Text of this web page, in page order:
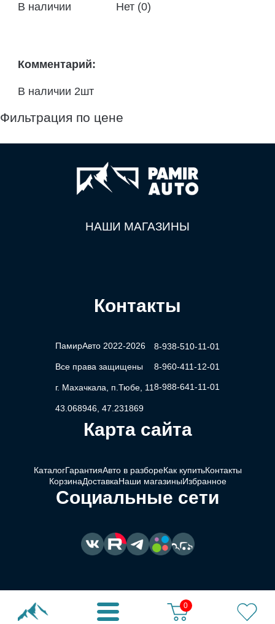
0
В наличии
Нет (0)
Комментарий:
В наличии 2шт
Фильтрация по цене
НАШИ МАГАЗИНЫ
Контакты
ПамирАвто 2022-2026
Все права защищены
г. Махачкала, п.Тюбе, 11
43.068946, 47.231869
8-938-510-11-01
8-960-411-12-01
8-988-641-11-01
Карта сайта
КаталогГарантияАвто в разбореКак купитьКонтакты
КорзинаДоставкаНаши магазиныИзбранное
Социальные сети